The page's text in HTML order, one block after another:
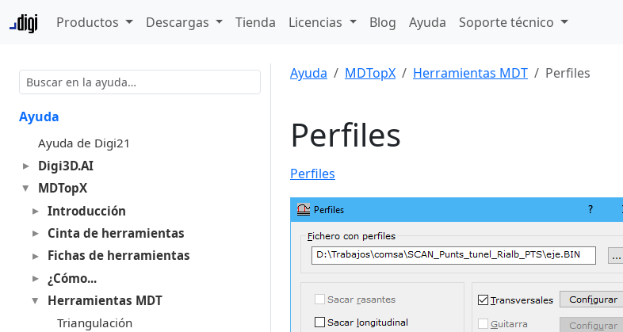
Productos Descargas Tienda Licencias Blog Ayuda Soporte técnico
Ayuda
Ayuda de Digi21
Digi3D.AI
MDTopX
Introducción
Cinta de herramientas
Fichas de herramientas
¿Cómo...
Herramientas MDT
Triangulación
Ayuda MDTopX Herramientas MDT Perfiles
Perfiles
Perfiles